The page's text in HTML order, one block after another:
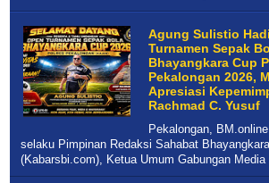
Agung Sulistio
Turnamen Sepak
Bhayangkara Cup
Pekalongan 2026,
Apresiasi
Rachmad C. Yusuf
Pekalongan,
selaku Pimpinan Redaksi Sahabat
(Kabarsbi.com), Ketua Umum Gabungan Media